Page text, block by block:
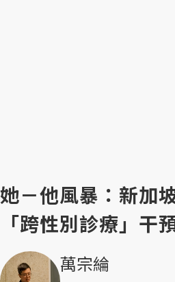
她－他風暴：新加
「跨性別診療」干
萬宗綸